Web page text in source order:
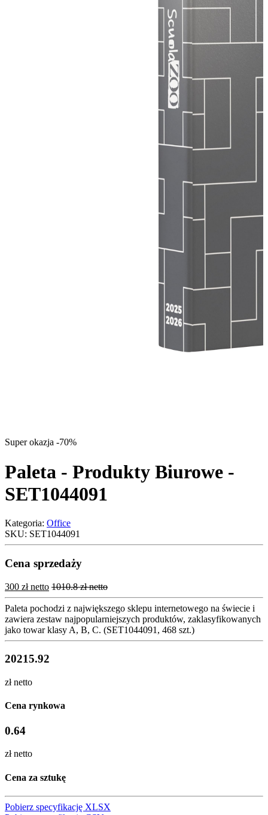
Super okazja -70%
Paleta - Produkty Biurowe -
SET1044091
Kategoria: Office
SKU: SET1044091
Cena sprzedaży
300 zł netto 1010.8 zł netto
Paleta pochodzi z największego sklepu internetowego na świecie i
zawiera zestaw najpopularniejszych produktów, zaklasyfikowanych
jako towar klasy A, B, C. (SET1044091, 468 szt.)
20215.92
zł netto
Cena rynkowa
0.64
zł netto
Cena za sztukę
Pobierz specyfikację XLSX